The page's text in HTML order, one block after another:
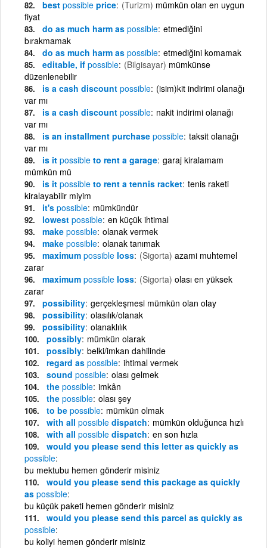
best possible price (Turizm) mümkün olan en uygun
fiyat
do as much harm as possible etmediğini
bırakmamak
do as much harm as possible etmediğini komamak
editable, if possible (Bilgisayar) mümkünse
düzenlenebilir
is a cash discount possible (isim)kit indirimi olanağı
var mı
is a cash discount possible nakit indirimi olanağı
var mı
is an installment purchase possible taksit olanağı
var mı
is it possible to rent a garage garaj kiralamam
mümkün mü
is it possible to rent a tennis racket tenis raketi
kiralayabilir miyim
it's possible mümkündür
lowest possible en küçük ihtimal
make possible olanak vermek
make possible olanak tanımak
maximum possible loss (Sigorta) azami muhtemel
zarar
maximum possible loss (Sigorta) olası en yüksek
zarar
possibility gerçekleşmesi mümkün olan olay
possibility olasılık/olanak
possibility olanaklılık
possibly mümkün olarak
possibly belki/imkan dahilinde
regard as possible ihtimal vermek
sound possible olası gelmek
the possible imkân
the possible olası şey
to be possible mümkün olmak
with all possible dispatch mümkün olduğunca hızlı
with all possible dispatch en son hızla
would you please send this letter as quickly as
possible
bu mektubu hemen gönderir misiniz
would you please send this package as quickly
as possible
bu küçük paketi hemen gönderir misiniz
would you please send this parcel as quickly as
possible
bu koliyi hemen gönderir misiniz